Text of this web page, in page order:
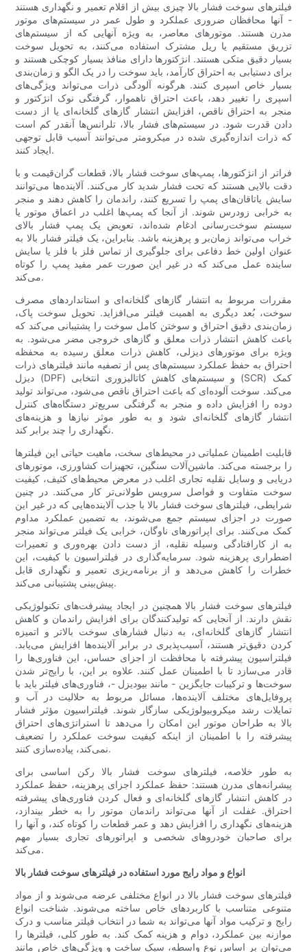
فیلترهای سوخت فشار بالا چیزی بیش از اقلام تعمیر و نگهداری هستند
- آنها محافظان ضروری عملکرد و طول عمر در سیستم‌های موتور
مدرن هستند. موتورهای معاصر، به ویژه آنهایی که از سیستم‌های
تزریق مستقیم یا ریل مشترک استفاده می‌کنند، به تحویل سوخت
بسیار دقیق متکی هستند. انژکتورها دارای منافذ بسیار کوچکی هستند و
برای دستیابی به احتراق کارآمد، باید سوخت را در یک الگو و زمان‌بندی
بسیار خاص اسپری کنند. هرگونه آلودگی ذرات می‌تواند ویژگی‌های
اسپری را تغییر دهد، باعث احتراق ناهموار، گرفتگی نوک انژکتور و
منجر به احتراق ناقص، افزایش انتشار گازهای گلخانه‌ای یا از دست
دادن قدرت شود. در سیستم‌های فشار بالا، تلرانس‌ها آنقدر کم است
که ذرات اندازه‌گیری شده در میکرومتر می‌توانند آسیب قابل توجهی
ایجاد کنند.
فراتر از انژکتورها، پمپ‌های سوخت فشار بالا، قطعات گران‌قیمت و با
دقت بالایی هستند که تحت فشار شدید کار می‌کنند. آلاینده‌ها می‌توانند
سایش یاتاقان‌های پمپ را تسریع کنند، راندمان را کاهش دهند و منجر
به خرابی زودرس شوند. از آنجا که پمپ‌ها اغلب در اعماق موتور یا
سیستم سوخت‌رسانی ادغام شده‌اند، تعویض یک پمپ فشار بالای
خراب می‌تواند زمان‌بر و پرهزینه باشد. بنابراین، یک فیلتر فشار بالا به
عنوان اولین خط دفاعی برای جلوگیری از تماس فلز با فلز یا سایش
ساینده عمل می‌کند که در غیر این صورت عمر مفید پمپ را کوتاه
می‌کند.
مقررات مربوط به انتشار گازهای گلخانه‌ای و استانداردهای مصرف
سوخت، بُعد دیگری به اهمیت فیلتر می‌افزاید. تحویل سوخت پاک،
زمان‌بندی دقیق احتراق و سوختن کامل سوخت را پشتیبانی می‌کند که
باعث کاهش انتشار ذرات معلق و گازهای خروجی مضر می‌شود. به
ویژه برای موتورهای دیزلی، کاهش ذرات معلق رسیده به محفظه
احتراق به حفظ عملکرد سیستم‌های پس از تصفیه مانند فیلترهای ذرات
دیزل (DPF) و سیستم‌های کاهش کاتالیزوری انتخابی (SCR) کمک
می‌کند. سوخت آلوده‌ای که باعث احتراق ناقص می‌شود، می‌تواند تولید
دوده را افزایش داده و منجر به گرفتگی سریع‌تر دستگاه‌های کنترل
انتشار گازهای گلخانه‌ای شود و به طور موثر نیازها و هزینه‌های
نگهداری را چند برابر کند.
قابلیت اطمینان عملیاتی در محیط‌های سخت، ماهیت حیاتی این فیلترها
را برجسته می‌کند. ماشین‌آلات سنگین، تجهیزات کشاورزی، موتورهای
دریایی و وسایل نقلیه تجاری اغلب در معرض محیط‌های کثیف، کیفیت
سوخت متفاوت و فواصل سرویس طولانی‌تر کار می‌کنند. در چنین
شرایطی، فیلترهای سوخت فشار بالا با جذب آلاینده‌هایی که در غیر این
صورت در اجزای سیستم جمع می‌شوند، به تضمین عملکرد مداوم
کمک می‌کنند. برای اپراتورهای ناوگان، خرابی یک فیلتر می‌تواند منجر
به از کارافتادگی وسیله نقلیه، از دست دادن بهره‌وری و تعمیرات
اضطراری پرهزینه شود. سرمایه‌گذاری در فیلتراسیون با کیفیت، این
خطرات را کاهش می‌دهد و از برنامه‌ریزی تعمیر و نگهداری قابل
پیش‌بینی پشتیبانی می‌کند.
فیلترهای سوخت فشار بالا همچنین در ایجاد پیشرفت‌های تکنولوژیکی
نقش دارند. از آنجایی که تولیدکنندگان برای افزایش راندمان و کاهش
انتشار گازهای گلخانه‌ای، به دنبال فشارهای سوخت بالاتر و اتمیزه
کردن دقیق‌تر هستند، آسیب‌پذیری در برابر آلاینده‌ها افزایش می‌یابد.
فیلتراسیون پیشرفته با محافظت از اجزای حساس، این فناوری‌ها را
قادر می‌سازد تا با اطمینان عمل کنند. علاوه بر این، با رایج‌تر شدن
سوخت‌ها و ترکیبات جایگزین - مانند بیودیزل -، فناوری‌های فیلتر باید با
پروفایل‌های مختلف آلاینده‌ها، مسائل مربوط به حلالیت در آب و
تمایلات رشد میکروبیولوژیکی سازگار شوند. فیلتراسیون مؤثر فشار
بالا به طراحان موتور این امکان را می‌دهد تا استراتژی‌های احتراق
پیشرفته را با اطمینان از اینکه کیفیت سوخت عملکرد را تضعیف
نمی‌کند، پیاده‌سازی کنند.
به طور خلاصه، فیلترهای سوخت فشار بالا رکن اساسی برای
پیشرانه‌های مدرن هستند: حفظ عملکرد اجزای پرهزینه، حفظ عملکرد
در کاهش انتشار گازهای گلخانه‌ای و فعال کردن فناوری‌های پیشرفته
احتراق. غفلت از آنها می‌تواند راندمان موتور را به خطر بیندازد،
هزینه‌های نگهداری را افزایش دهد و عمر قطعات را کوتاه کند، و آنها را
برای صاحبان خودروهای شخصی و اپراتورهای تجاری بسیار مهم
می‌کند.
انواع و مواد رایج مورد استفاده در فیلترهای سوخت فشار بالا
فیلترهای سوخت فشار بالا در انواع مختلفی عرضه می‌شوند و از مواد
متنوعی متناسب با کاربردهای خاص ساخته می‌شوند. شناخت انواع
رایج و ترکیب مواد آنها می‌تواند به شما در انتخاب فیلتر مناسب و درک
موازنه بین عملکرد، دوام و هزینه کمک کند. به طور کلی، فیلترها را
می‌توان بر اساس نوع واسطه، سبک ساخت و ویژگی‌های خاص مانند